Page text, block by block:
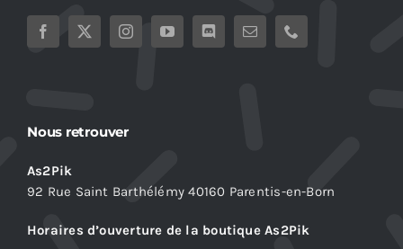
Nous retrouver
As2Pik
92 Rue Saint Barthélémy 40160 Parentis-en-Born
Horaires d’ouverture de la boutique As2Pik